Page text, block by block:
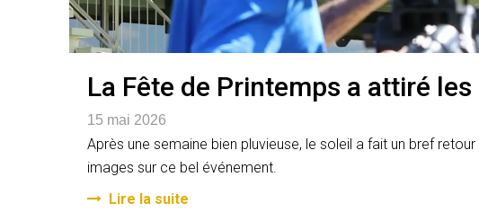
La Fête de Printemps a attiré
15 mai 2026
Après une semaine bien pluvieuse, le soleil a fait un bref
images sur ce bel événement.
Lire la suite